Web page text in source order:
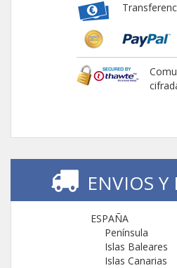
ENVIOS Y
ESPAÑA
Península
Islas Baleares
Islas Canarias